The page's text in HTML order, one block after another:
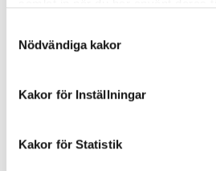
Nödvändiga kakor
Kakor för Inställningar
Kakor för Statistik
Bygg din Proace City Electric
koldioxid (CO2 ) vid blandad körning. Denna
för jämförelse mellan olika bilmodeller.